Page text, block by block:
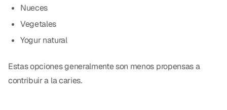
Nueces
Vegetales
Yogur natural
Estas opciones generalmente son menos propensas a
contribuir a la caries.